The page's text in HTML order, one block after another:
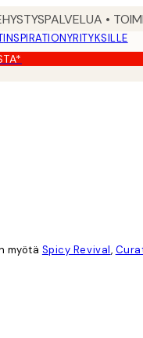
•
INSPIRATIONYRITYKSILLE
myötä Spicy Revival,